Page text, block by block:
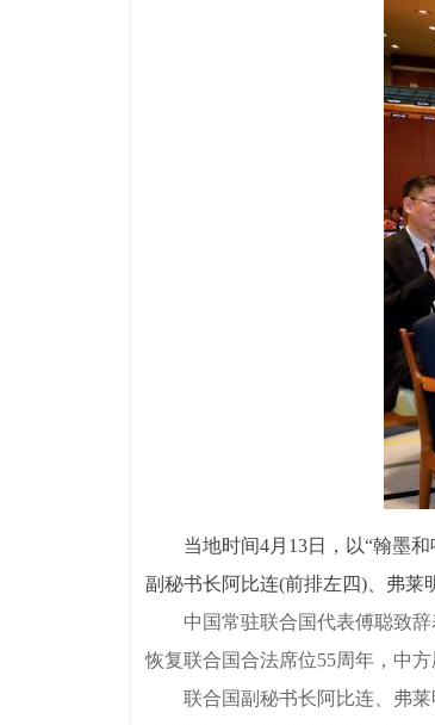
当地时间4月13日，以“翰墨和
副秘书长阿比连(前排左四)、弗
中国常驻联合国代表傅聪致辞
恢复联合国合法席位55周年，中
联合国副秘书长阿比连、弗莱